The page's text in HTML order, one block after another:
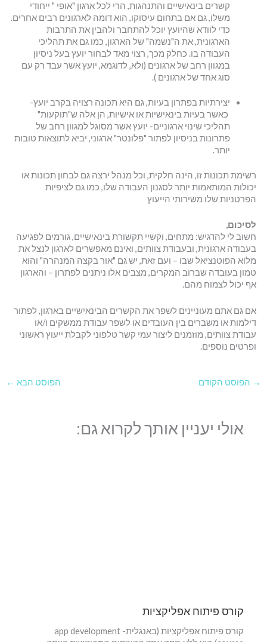
קשרים בינאישיים והתנהגות, הרי לכל ארגון "אופי " ייחודי
משלו, גם אם בתחום עיסוקו, הוא דומה לארגונים רבים אחרים.
כדי לוודא שהיועץ יוכל להתחבר ולהבין את התרבות
הארגונית, את ה"נשמה" של הארגון, כמו גם את תהליכי
העבודה בו. כחלק מכך, רצוי מאד לבחור יועץ בעל ניסיון
במגוון רחב של ארגונים (ולא, לדוגמא, יועץ אשר עבד רק עם
סוג אחד של ארגונים ).
יצירתיות בפתרון בעיות, גם היא תכונה רצויה בקרב יועץ-
כאשר בעיות בינאישיות או אישיות, הן אלה ש"תוקעות"
תהליכי שינוי ארגוניים- יועץ אשר מסוגל למגוון רחב של
פתרונות בניסיון לפתור "פלונטר" ארגוני, יביא לתוצאות טובות
יותר.
רשימת תכונות זו, הינה חלקית, וכל מנהל ירצה גם לבחון תכונות או
יכולות המותאמות יותר לסגנון העבודה שלו, כמו גם לציפיות
הפרטניות שלו משירותי הייעוץ
לסיכום,
חשוב לי להדגיש: מתחים, וקשיי תקשורת בינאישיים, גורמים לפגיעה
בעבודה ארגונית, ובעבודת צוותים, ואינם מאפשרים לארגון לנצל את
מלוא הפוטנציאל שבו – ועם זאת, יש גם "אור בקצה המנהרה" והוא
טמון בעובדה שברוב המקרים, מצבים אלו ניתנים לפתרון – והארגון
אף יכול לצמוח מהם.
אם גם אתם מעוניינים לשפר את הקשרים הבינאישיים בארגון, לפתור
דילמות או משברים בין העובדים או לשפר עבודת ממשקים ו/או
עבודת צוותים, מוזמנים ליצור עמי קשר טלפוני לקבלת ייעוץ ראשוני
ופרטים נוספים.
→ הפוסט הקודם הפוסט הבא ←
אולי יעניין אותך לקרוא גם:
קורס פיתוח אפליקציות
קורס פיתוח אפליקציות (באנגלית- app development